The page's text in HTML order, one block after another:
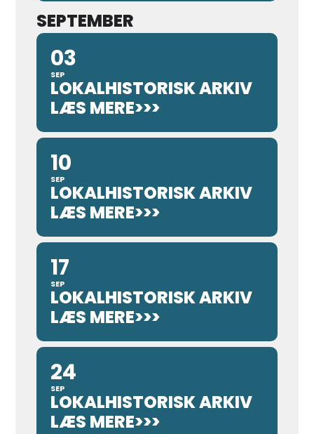
SEPTEMBER
03
SEP
LOKALHISTORISK ARKIV
LÆS MERE>>>
10
SEP
LOKALHISTORISK ARKIV
LÆS MERE>>>
17
SEP
LOKALHISTORISK ARKIV
LÆS MERE>>>
24
SEP
LOKALHISTORISK ARKIV
LÆS MERE>>>